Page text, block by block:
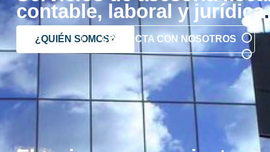
contable, laboral y jurídica.
¿QUIÉN SOMOS?CONTACTA CON NOSOTROS